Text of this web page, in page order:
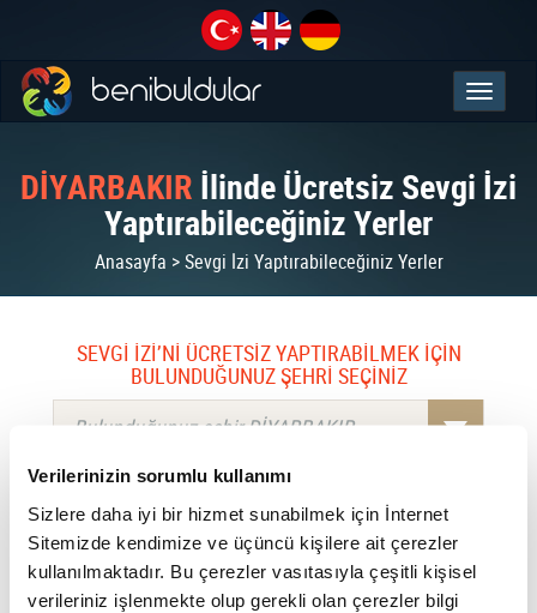
Verilerinizin sorumlu kullanımı
Sizlere daha iyi bir hizmet sunabilmek için İnternet
Sitemizde kendimize ve üçüncü kişilere ait çerezler
kullanılmaktadır. Bu çerezler vasıtasıyla çeşitli kişisel
verileriniz işlenmekte olup gerekli olan çerezler bilgi
DİYARBAKIR İlinde Ücretsiz Sevgi İzi
Yaptırabileceğiniz Yerler
Anasayfa > Sevgi İzi Yaptırabileceğiniz Yerler
SEVGİ İZİ’Nİ ÜCRETSİZ YAPTIRABİLMEK İÇİN
BULUNDUĞUNUZ ŞEHRİ SEÇİNİZ
Bulunduğunuz şehir DİYARBAKIR
This page can't load Google Maps correctly.